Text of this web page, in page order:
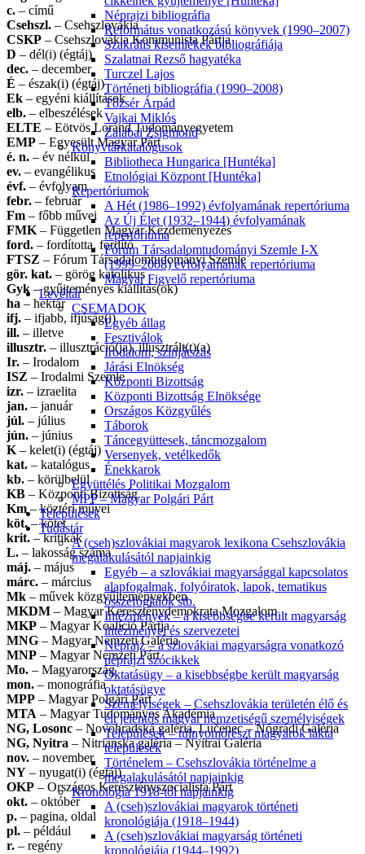
Néprajzi bibliográfia
Református vonatkozású könyvek (1990–2007)
Szakrális kisemlékek bibliográfiája
Szalatnai Rezső hagyatéka
Turczel Lajos
Történeti bibliográfia (1990–2008)
Tőzsér Árpád
Vajkai Miklós
Zalabai Zsigmond
Könyvtárkatalógusok
Bibliotheca Hungarica [Huntéka]
Etnológiai Központ [Huntéka]
Repertóriumok
A Hét (1986–1992) évfolyamának repertóriuma
Az Új Élet (1932–1944) évfolyamának
repertóriuma
Fórum Társadalomtudományi Szemle I-X
(1999–2008) évfolyamának repertóriuma
Magyar Figyelő repertóriuma
Levéltár
CSEMADOK
Egyéb állag
Fesztiválok
Irodalom, színjátszás
Járási Elnökség
Központi Bizottság
Központi Bizottság Elnöksége
Országos Közgyűlés
Táborok
Táncegyüttesek, táncmozgalom
Versenyek, vetélkedők
Énekkarok
Együttélés Politikai Mozgalom
MPP – Magyar Polgári Párt
Települések
Tudástár
A (cseh)szlovákiai magyarok lexikona Csehszlovákia
megalakulásától napjainkig
Egyéb – a szlovákiai magyarsággal kapcsolatos
alapfogalmak, folyóiratok, lapok, tematikus
összefoglalók stb.
Intézmények – a kisebbségbe került magyarság
intézményei és szervezetei
Néprajz – a szlovákiai magyarságra vonatkozó
néprajzi szócikkek
Oktatásügy – a kisebbségbe került magyarság
oktatásügye
Személyiségek – Csehszlovákia területén élő és
élt jelentős magyar nemzetiségű személyiségek
Települések – túlnyomórészt magyarok lakta
települések
Történelem – Csehszlovákia történelme a
megalakulásától napjainkig
Kronológia 1918-tól napjainkig
A (cseh)szlovákiai magyarok történeti
kronológiája (1918–1944)
A (cseh)szlovákiai magyarság történeti
kronológiája (1944–1992)
c. – című
Csehszl. – Csehszlovákia
CSKP – Csehszlovákia Kommunista Pártja
D – dél(i) (égtáj)
dec. – december
É – észak(i) (égtáj)
Ek – egyéni kiállítások
elb. – elbeszélések
ELTE – Eötvös Loránd Tudományegyetem
EMP – Egyesült Magyar Párt
é. n. – év nélkül
ev. – evangélikus
évf. – évfolyam
febr. – február
Fm – főbb művei
FMK – Független Magyar Kezdeményezés
ford. – fordította, fordító
FTSZ – Fórum Társadalomtudományi Szemle
gör. kat. – görög katolikus
Gyk – gyűjteményes kiállítás(ok)
ha – hektár
ifj. – ifjabb, ifjúság(i)
ill. – illetve
illusztr. – illusztráció(ja), illusztrált(t)(a)
Ir. – Irodalom
ISZ – Irodalmi Szemle
izr. – izraelita
jan. – január
júl. – július
jún. – június
K – kelet(i) (égtáj)
kat. – katalógus
kb. – körülbelül
KB – Központi Bizottság
Km – köztéri művei
köt. – kötet
krit. – kritikák
L. – lakosság száma
máj. – május
márc. – március
Mk – művek közgyűjteményekben
MKDM – Magyar Kereszténydemokrata Mozgalom
MKP – Magyar Koalíció Pártja
MNG – Magyar Nemzeti Galéria
MNP – Magyar Nemzeti Párt
Mo. – Magyarország
mon. – monográfia
MPP – Magyar Polgári Párt
MTA – Magyar Tudományos Akadémia
NG, Losonc – Novohradská galéria, Lučenec – Nógrádi Galéria
NG, Nyitra – Nitrianska galéria – Nyitrai Galéria
nov. – november
NY – nyugat(i) (égtáj)
OKP – Országos Keresztényszocialista Párt
okt. – október
p. – pagina, oldal
pl. – például
r. – regény